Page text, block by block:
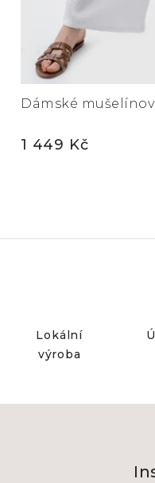
Lokální
výroba
Dámské
1 449 Kč